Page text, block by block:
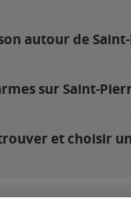
autour de
sur Saint-
et choisir